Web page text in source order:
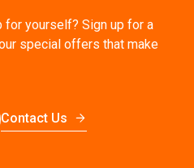
for yourself? Sign up for a
special offers that make
Contact Us